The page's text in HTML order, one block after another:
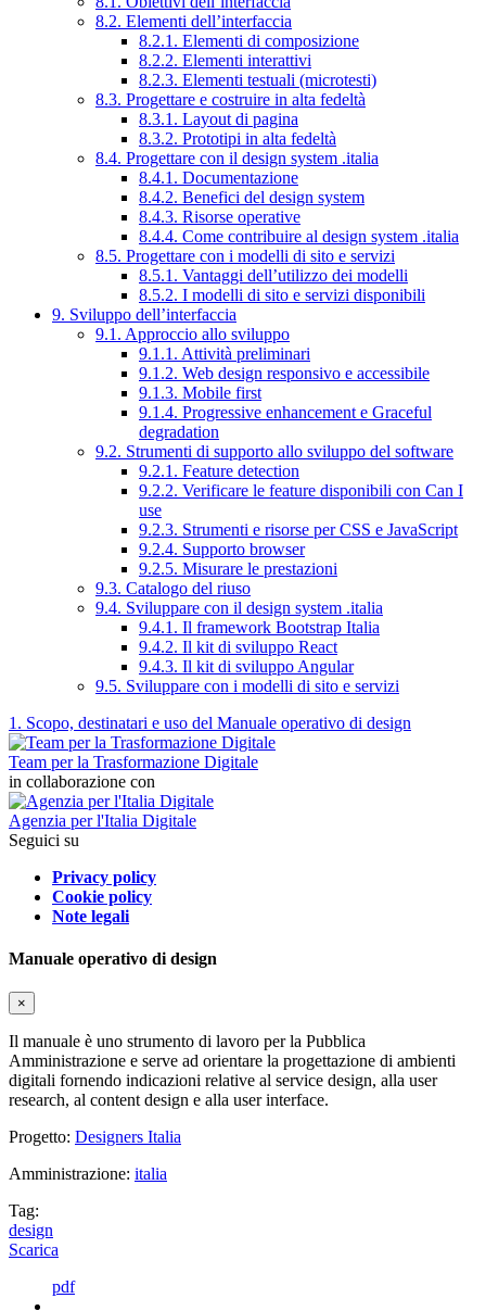
8.2. Elementi dell’interfaccia
8.2.1. Elementi di composizione
8.2.2. Elementi interattivi
8.2.3. Elementi testuali (microtesti)
8.3. Progettare e costruire in alta fedeltà
8.3.1. Layout di pagina
8.3.2. Prototipi in alta fedeltà
8.4. Progettare con il design system .italia
8.4.1. Documentazione
8.4.2. Benefici del design system
8.4.3. Risorse operative
8.4.4. Come contribuire al design system .italia
8.5. Progettare con i modelli di sito e servizi
8.5.1. Vantaggi dell’utilizzo dei modelli
8.5.2. I modelli di sito e servizi disponibili
9. Sviluppo dell’interfaccia
9.1. Approccio allo sviluppo
9.1.1. Attività preliminari
9.1.2. Web design responsivo e accessibile
9.1.3. Mobile first
9.1.4. Progressive enhancement e Graceful
degradation
9.2. Strumenti di supporto allo sviluppo del software
9.2.1. Feature detection
9.2.2. Verificare le feature disponibili con Can I
use
9.2.3. Strumenti e risorse per CSS e JavaScript
9.2.4. Supporto browser
9.2.5. Misurare le prestazioni
9.3. Catalogo del riuso
9.4. Sviluppare con il design system .italia
9.4.1. Il framework Bootstrap Italia
9.4.2. Il kit di sviluppo React
9.4.3. Il kit di sviluppo Angular
9.5. Sviluppare con i modelli di sito e servizi
1. Scopo, destinatari e uso del Manuale operativo di design
Team per la Trasformazione Digitale
in collaborazione con
Agenzia per l'Italia Digitale
Seguici su
Privacy policy
Cookie policy
Note legali
Manuale operativo di design
×
Il manuale è uno strumento di lavoro per la Pubblica
Amministrazione e serve ad orientare la progettazione di ambienti
digitali fornendo indicazioni relative al service design, alla user
research, al content design e alla user interface.
Progetto: Designers Italia
Amministrazione: italia
Tag:
design
Scarica
pdf